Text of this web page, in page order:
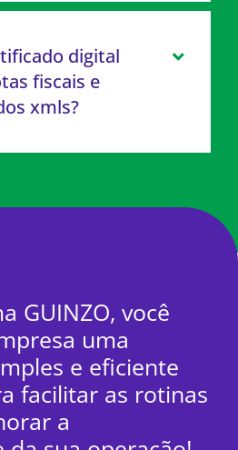
digital
fiscais e
xmls?
GUINZO, você
uma
e eficiente
facilitar as rotinas
a